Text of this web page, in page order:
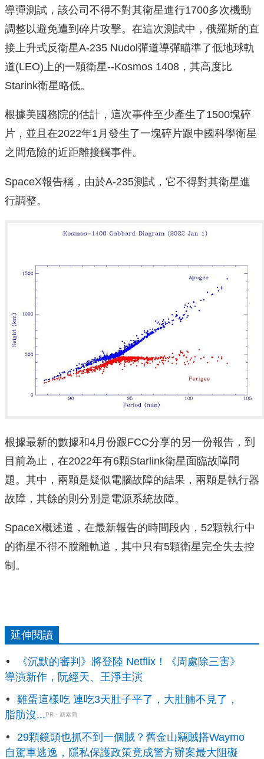
導彈測試，該公司不得不對其衛星進行1700多次機動
調整以避免遭到碎片攻擊。在這次測試中，俄羅斯的直
接上升式反衛星A-235 Nudol彈道導彈瞄準了低地球軌
道(LEO)上的一顆衛星--Kosmos 1408，其高度比
Starink衛星略低。
根據美國務院的估計，這次事件至少產生了1500塊碎
片，並且在2022年1月發生了一塊碎片跟中國科學衛星
之間危險的近距離接觸事件。
SpaceX報告稱，由於A-235測試，它不得對其衛星進
行調整。
根據最新的數據和4月份跟FCC分享的另一份報告，到
目前為止，在2022年有6顆Starlink衛星面臨故障問
題。其中，兩顆是疑似電腦故障的結果，兩顆是執行器
故障，其餘的則分別是電源系統故障。
SpaceX概述道，在最新報告的時間段內，52顆執行中
的衛星不得不脫離軌道，其中只有5顆衛星完全失去控
制。
延伸閱讀
《沉默的審判》將登陸 Netflix！《周處除三害》
導演新作，阮經天、王淨主演
雞蛋這樣吃 連吃3天肚子平了，大肚腩不見了，
脂肪沒...PR・新素簡
29顆鏡頭也抓不到一個賊？舊金山竊賊搭Waymo
自駕車逃逸，隱私保護政策竟成警方辦案最大阻礙